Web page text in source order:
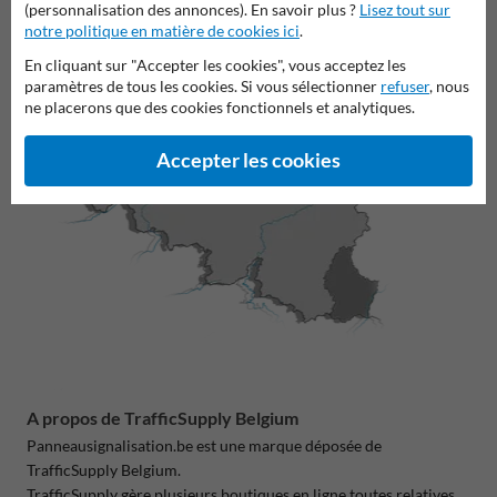
A propos de TrafficSupply Belgium
Panneausignalisation.be est une marque déposée de
TrafficSupply Belgium.
(personnalisation des annonces). En savoir plus ? Lisez tout sur
notre politique en matière de cookies ici.
En cliquant sur "Accepter les cookies", vous acceptez les
paramètres de tous les cookies. Si vous sélectionner refuser, nous
ne placerons que des cookies fonctionnels et analytiques.
Accepter les cookies